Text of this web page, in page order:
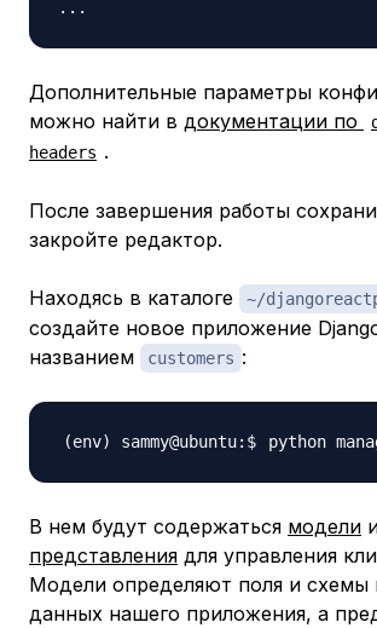
Дополнительные параметры
можно найти в документации по
headers .
После завершения работы
закройте редактор.
Находясь в каталоге ~/
создайте новое приложение
названием
customers :
python
В нем будут содержаться модели
представления для управления
Модели определяют поля и схемы
данных нашего приложения, а